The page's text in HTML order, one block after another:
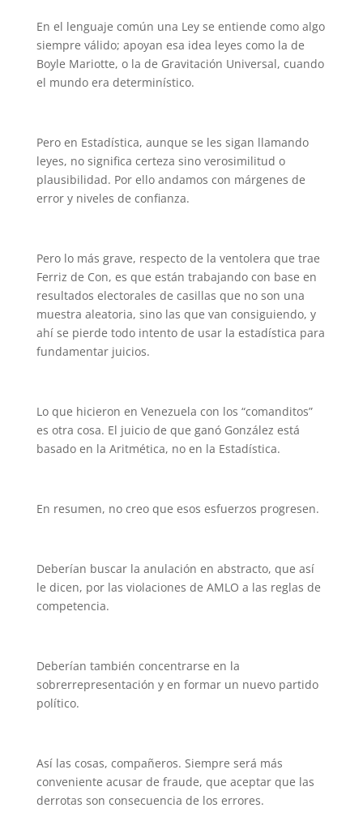
En el lenguaje común una Ley se entiende como algo
siempre válido; apoyan esa idea leyes como la de
Boyle Mariotte, o la de Gravitación Universal, cuando
el mundo era determinístico.
Pero en Estadística, aunque se les sigan llamando
leyes, no significa certeza sino verosimilitud o
plausibilidad. Por ello andamos con márgenes de
error y niveles de confianza.
Pero lo más grave, respecto de la ventolera que trae
Ferriz de Con, es que están trabajando con base en
resultados electorales de casillas que no son una
muestra aleatoria, sino las que van consiguiendo, y
ahí se pierde todo intento de usar la estadística para
fundamentar juicios.
Lo que hicieron en Venezuela con los “comanditos”
es otra cosa. El juicio de que ganó González está
basado en la Aritmética, no en la Estadística.
En resumen, no creo que esos esfuerzos progresen.
Deberían buscar la anulación en abstracto, que así
le dicen, por las violaciones de AMLO a las reglas de
competencia.
Deberían también concentrarse en la
sobrerrepresentación y en formar un nuevo partido
político.
Así las cosas, compañeros. Siempre será más
conveniente acusar de fraude, que aceptar que las
derrotas son consecuencia de los errores.